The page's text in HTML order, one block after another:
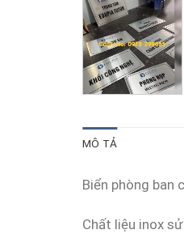
MÔ TẢ
Biển phòng ban
Chất liệu inox